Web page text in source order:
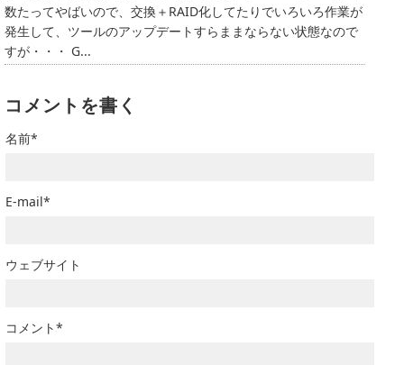
数たってやばいので、交換＋RAID化してたりでいろいろ作業が
発生して、ツールのアップデートすらままならない状態なので
すが・・・ G...
コメントを書く
名前*
E-mail*
ウェブサイト
コメント*